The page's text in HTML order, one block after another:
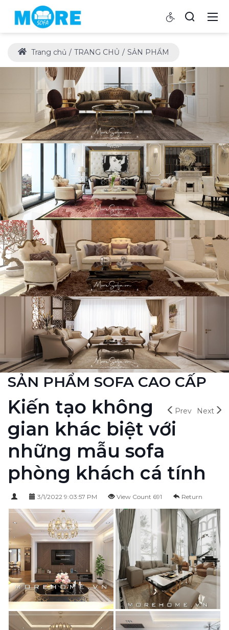
Trang chủ TRANG CHỦ SẢN PHẨM
SẢN PHẨM SOFA CAO CẤP
Prev Next
Kiến tạo không
gian khác biệt với
những mẫu sofa
phòng khách cá tính
3/1/2022 9:03:57 PM View Count 691 Return